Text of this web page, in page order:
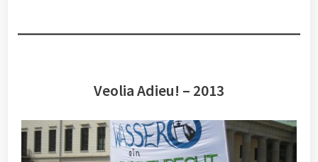
Veolia Adieu! – 2013